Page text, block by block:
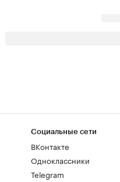
Социальные сети
ВКонтакте
Одноклассники
Telegram